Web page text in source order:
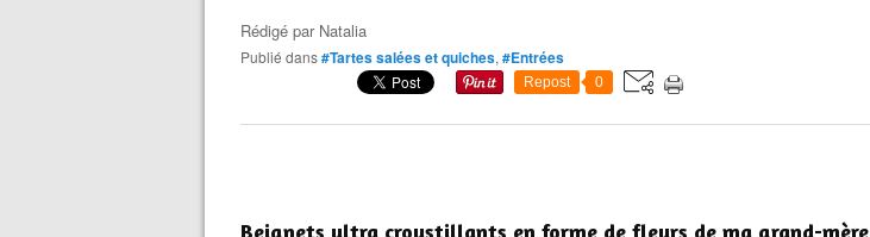
Rédigé par Natalia
Publié dans#Tartes salées et quiches, #Entrées
Repost 0
Beignets ultra croustillants en forme de fleurs de ma grand-mère